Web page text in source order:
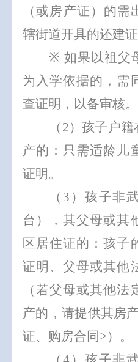
（或房产证）的需
辖街道开具的还建证
※如果以祖父
为入学依据的，需
查证明，以备审核。
（ 2）孩子 户
产的： 只需适龄儿
证明。
（ 3 ）孩子非
台），其父母或其
区居住证的：孩子
证明、父母或其他
（若父母或其他法
产的，请提供其房
证、购房合同>）。